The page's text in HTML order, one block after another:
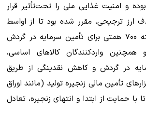
و امنیت غذایی ملی را تحت‌تأثیر قرار
ارز ترجیحی، مقرر شده بود تا از اواسط
بهمن‌ماه ۱۴۰۵، بسته ۷۰۰ همتی برای تأمین سرمایه در گردش
واردکنندگان کالاهای اساسی،
در گردش و کاهش نقدینگی از طریق
تأمین مالی زنجیره تولید (مانند اوراق
حمایت از ابتدا و انتهای زنجیره، تعادل